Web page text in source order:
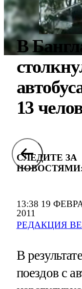
13:38 19
2011
РЕДАКЦИЯ
В
13
СЛЕДИТЕ ЗА
В
поездов с